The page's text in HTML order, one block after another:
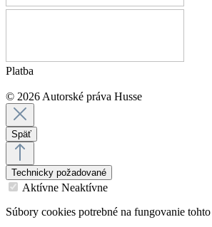
Platba
© 2026 Autorské práva Husse
Späť
Technicky požadované
Aktívne Neaktívne
Súbory cookies potrebné na fungovanie